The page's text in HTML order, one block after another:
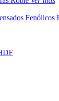
Fenólicos